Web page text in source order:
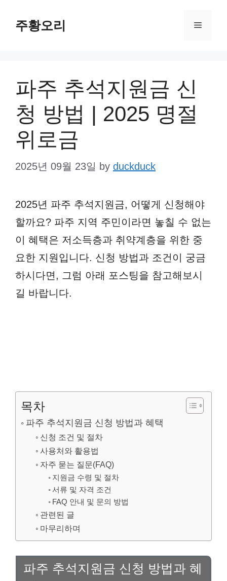
주황오리 Menu
파주 추석지원금 신
청 방법 | 2025 명절
위로금
2025년 09월 23일 by duckduck
2025년 파주 추석지원금, 어떻게 신청해야
할까요? 파주 지역 주민이라면 놓칠 수 없는
이 혜택은 저소득층과 취약계층을 위한 중
요한 지원입니다. 신청 방법과 조건이 궁금
하시다면, 그럼 아래 포스팅을 참고해보시
길 바랍니다.
목차
파주 추석지원금 신청 방법과 혜택
신청 조건 및 절차
사용처와 활용법
자주 묻는 질문(FAQ)
지원금 수령 및 절차
서류 및 자격 조건
FAQ 안내 및 문의 방법
관련된 글
마무리하며
파주 추석지원금 신청 방법과 혜